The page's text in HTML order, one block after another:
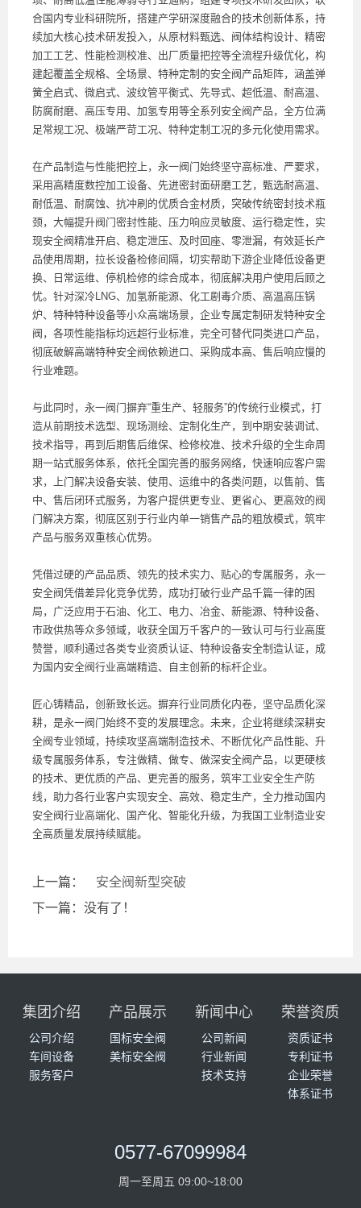
合国内专业科研院所，搭建产学研深度融合的技术创新体系，持
续加大核心技术研发投入，从原材料甄选、阀体结构设计、精密
加工工艺、性能检测校准、出厂质量把控等全流程升级优化，构
建起覆盖全规格、全场景、特种定制的安全阀产品矩阵，涵盖弹
簧全启式、微启式、波纹管平衡式、先导式、超低温、耐高温、
防腐耐磨、高压专用、加氢专用等全系列安全阀产品，全方位满
足常规工况、极端严苛工况、特种定制工况的多元化使用需求。
在产品制造与性能把控上，永一阀门始终坚守高标准、严要求，
采用高精度数控加工设备、先进密封面研磨工艺，甄选耐高温、
耐低温、耐腐蚀、抗冲刷的优质合金材质，突破传统密封技术瓶
颈，大幅提升阀门密封性能、压力响应灵敏度、运行稳定性，实
现安全阀精准开启、稳定泄压、及时回座、零泄漏，有效延长产
品使用周期，拉长设备检修间隔，切实帮助下游企业降低设备更
换、日常运维、停机检修的综合成本，彻底解决用户使用后顾之
忧。针对深冷LNG、加氢新能源、化工剧毒介质、高温高压锅
炉、特种特种设备等小众高端场景，企业专属定制研发特种安全
阀，各项性能指标均远超行业标准，完全可替代同类进口产品，
彻底破解高端特种安全阀依赖进口、采购成本高、售后响应慢的
行业难题。
与此同时，永一阀门摒弃“重生产、轻服务”的传统行业模式，打
造从前期技术选型、现场测绘、定制化生产，到中期安装调试、
技术指导，再到后期售后维保、检修校准、技术升级的全生命周
期一站式服务体系，依托全国完善的服务网络，快速响应客户需
求，上门解决设备安装、使用、运维中的各类问题，以售前、售
中、售后闭环式服务，为客户提供更专业、更省心、更高效的阀
门解决方案，彻底区别于行业内单一销售产品的粗放模式，筑牢
产品与服务双重核心优势。
凭借过硬的产品品质、领先的技术实力、贴心的专属服务，永一
安全阀凭借差异化竞争优势，成功打破行业产品千篇一律的困
局，广泛应用于石油、化工、电力、冶金、新能源、特种设备、
市政供热等众多领域，收获全国万千客户的一致认可与行业高度
赞誉，顺利通过各类专业资质认证、特种设备安全制造认证，成
为国内安全阀行业高端精造、自主创新的标杆企业。
匠心铸精品，创新致长远。摒弃行业同质化内卷，坚守品质化深
耕，是永一阀门始终不变的发展理念。未来，企业将继续深耕安
全阀专业领域，持续攻坚高端制造技术、不断优化产品性能、升
级专属服务体系，专注做精、做专、做深安全阀产品，以更硬核
的技术、更优质的产品、更完善的服务，筑牢工业安全生产防
线，助力各行业客户实现安全、高效、稳定生产，全力推动国内
安全阀行业高端化、国产化、智能化升级，为我国工业制造业安
全高质量发展持续赋能。
上一篇：
安全阀新型突破
下一篇：没有了！
集团介绍
公司介绍
车间设备
服务客户
产品展示
国标安全阀
美标安全阀
新闻中心
公司新闻
行业新闻
技术支持
荣誉资质
资质证书
专利证书
企业荣誉
体系证书
0577-67099984
周一至周五 09:00~18:00